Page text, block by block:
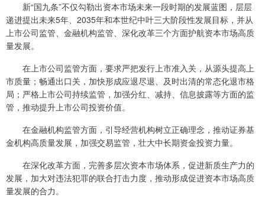
新“国九条”不仅勾勒出资本市场未来一段时期的发展蓝图，层层
递进提出未来5年、2035年和本世纪中叶三大阶段性发展目标，并从
上市公司监管、金融机构监管、深化改革三个方面护航资本市场高质
量发展。
在上市公司监管方面，要求严把发行上市准入关，从源头提高上
市质量；畅通出口关，加快形成应退尽退、及时出清的常态化退市格
局；严格上市公司持续监管，加强分红、减持、信息披露等方面的监
管，推动提升上市公司投资价值。
在金融机构监管方面，引导经营机构树立正确理念，推动证券基
金机构高质量发展，加强交易监管，壮大中长期资金投资力量。
在深化改革方面，完善多层次资本市场体系，促进新质生产力的
发展，加大对违法犯罪的联合打击力度，推动形成促进资本市场高质
量发展的合力。